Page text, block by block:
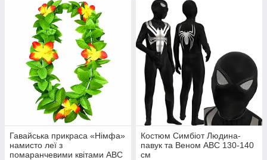
Гавайська прикраса «Німфа»
намисто леї з
помаранчевими квітами ABC
Костюм Симбіот Людина-
павук та Веном ABC 130-140
см